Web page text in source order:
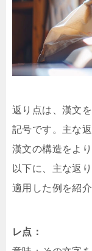
返り点は、漢文
記号です。主な
漢文の構造をよ
以下に、主な返
適用した例を紹介
レ点：